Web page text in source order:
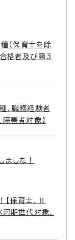
（保育士を除
格者及び第3
、職務経験者
害者対象】
した！
【保育士、Ⅱ
期世代対象、